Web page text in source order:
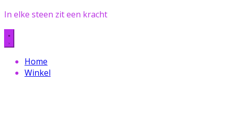
In elke steen zit een kracht
Home
Winkel